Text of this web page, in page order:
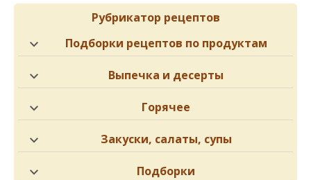
Рубрикатор рецептов
Подборки рецептов по продуктам
Выпечка и десерты
Горячее
Закуски, салаты, супы
Подборки